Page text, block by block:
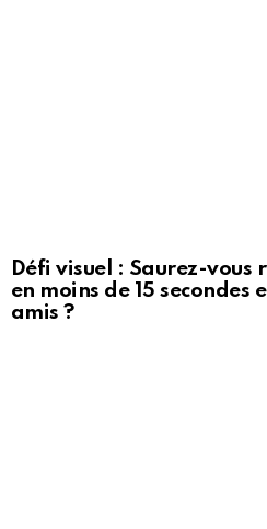
Défi visuel : Saurez-vous
en moins de 15 secondes
amis ?